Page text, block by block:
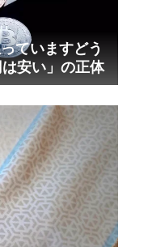
ていますどう
安い」の正体